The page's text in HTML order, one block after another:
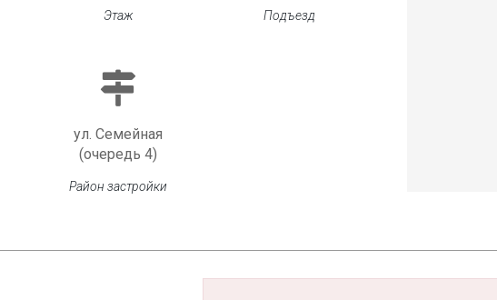
Этаж Подъезд
ул. Семейная
(очередь 4)
Район застройки